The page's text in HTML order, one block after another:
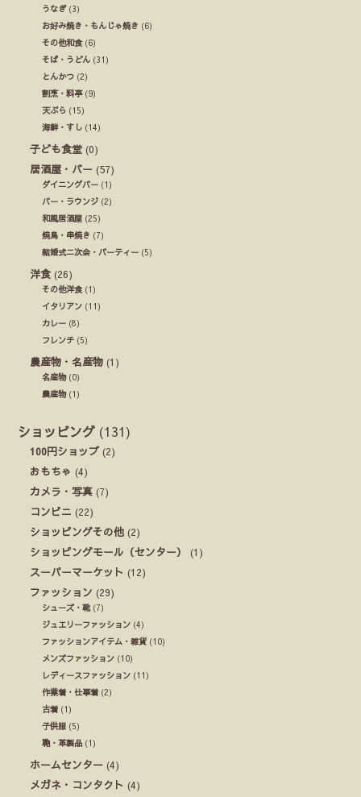
うなぎ(3)
お好み焼き・もんじゃ焼き (6)
その他和食(6)
そば・うどん (31)
とんかつ (2)
割烹・料亭(9)
天ぷら (15)
海鮮・すし (14)
子ども食堂 (0)
居酒屋・バー (57)
ダイニングバー (1)
バー・ラウンジ (2)
和風居酒屋 (25)
焼鳥・串焼き (7)
結婚式ニ次会・パーティー (5)
洋食 (26)
その他洋食(1)
イタリアン (11)
カレー (8)
フレンチ (5)
農産物・名産物 (1)
名産物(0)
農産物(1)
ショッピング (131)
100円ショップ (2)
おもちゃ (4)
カメラ・写真 (7)
コンビニ (22)
ショッピングその他 (2)
ショッピングモール（センター）
(1)
スーパーマーケット (12)
ファッション (29)
シューズ・靴(7)
ジュエリーファッション (4)
ファッションアイテム・雑貨 (10)
メンズファッション (10)
レディースファッション (11)
作業着・仕事着 (2)
古着 (1)
子供服 (5)
鞄・革製品 (1)
ホームセンター (4)
メガネ・コンタクト (4)